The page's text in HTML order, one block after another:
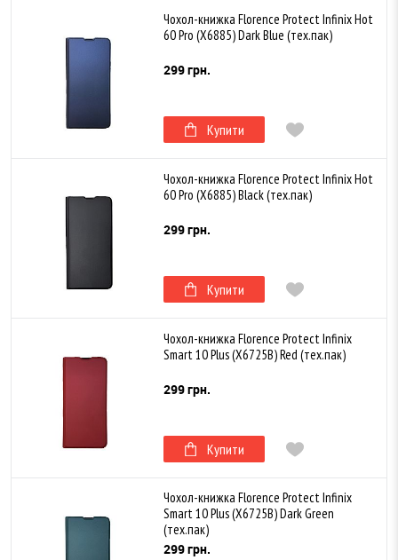
Чохол-книжка Florence Protect Infinix Hot
60 Pro (X6885) Dark Blue (тех.пак)
299 грн.
Купити
Чохол-книжка Florence Protect Infinix Hot
60 Pro (X6885) Black (тех.пак)
299 грн.
Купити
Чохол-книжка Florence Protect Infinix
Smart 10 Plus (X6725B) Red (тех.пак)
299 грн.
Купити
Чохол-книжка Florence Protect Infinix
Smart 10 Plus (X6725B) Dark Green
(тех.пак)
299 грн.